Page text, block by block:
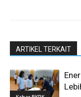
ARTIKEL TERKAIT